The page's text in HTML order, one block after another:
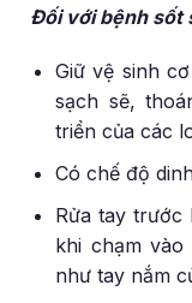
Đối với bệnh sốt
Giữ vệ sinh
sạch sẽ,
triển của các
Có chế độ
Rửa tay trước
khi chạm
như tay nắm